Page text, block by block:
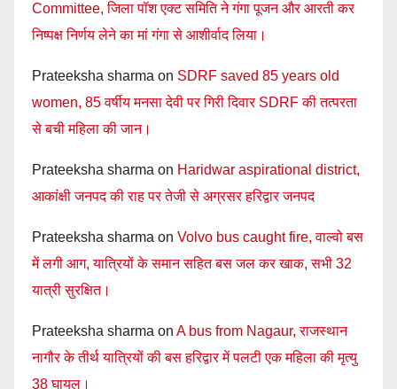
Committee, जिला पॉश एक्ट समिति ने गंगा पूजन और आरती कर
निष्पक्ष निर्णय लेने का मां गंगा से आशीर्वाद लिया।
Prateeksha sharma on SDRF saved 85 years old
women, 85 वर्षीय मनसा देवी पर गिरी दिवार SDRF की तत्परता
से बची महिला की जान।
Prateeksha sharma on Haridwar aspirational district,
आकांक्षी जनपद की राह पर तेजी से अग्रसर हरिद्वार जनपद
Prateeksha sharma on Volvo bus caught fire, वाल्वो बस
में लगी आग, यात्रियों के समान सहित बस जल कर खाक, सभी 32
यात्री सुरक्षित।
Prateeksha sharma on A bus from Nagaur, राजस्थान
नागौर के तीर्थ यात्रियों की बस हरिद्वार में पलटी एक महिला की मृत्यु
38 घायल।